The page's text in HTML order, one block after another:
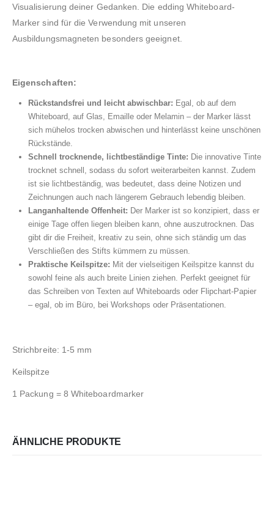
Visualisierung deiner Gedanken. Die edding Whiteboard-
Marker sind für die Verwendung mit unseren
Ausbildungsmagneten besonders geeignet.
Eigenschaften:
Rückstandsfrei und leicht abwischbar: Egal, ob auf dem
Whiteboard, auf Glas, Emaille oder Melamin – der Marker lässt
sich mühelos trocken abwischen und hinterlässt keine unschönen
Rückstände.
Schnell trocknende, lichtbeständige Tinte: Die innovative Tinte
trocknet schnell, sodass du sofort weiterarbeiten kannst. Zudem
ist sie lichtbeständig, was bedeutet, dass deine Notizen und
Zeichnungen auch nach längerem Gebrauch lebendig bleiben.
Langanhaltende Offenheit: Der Marker ist so konzipiert, dass er
einige Tage offen liegen bleiben kann, ohne auszutrocknen. Das
gibt dir die Freiheit, kreativ zu sein, ohne sich ständig um das
Verschließen des Stifts kümmern zu müssen.
Praktische Keilspitze: Mit der vielseitigen Keilspitze kannst du
sowohl feine als auch breite Linien ziehen. Perfekt geeignet für
das Schreiben von Texten auf Whiteboards oder Flipchart-Papier
– egal, ob im Büro, bei Workshops oder Präsentationen.
Strichbreite: 1-5 mm
Keilspitze
1 Packung = 8 Whiteboardmarker
ÄHNLICHE PRODUKTE